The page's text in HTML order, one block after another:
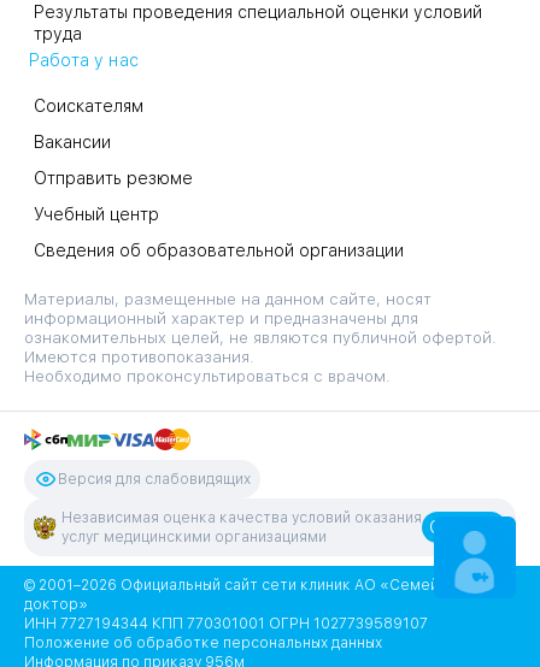
Результаты проведения специальной оценки условий
труда
Работа у нас
Соискателям
Вакансии
Отправить резюме
Учебный центр
Сведения об образовательной организации
Материалы, размещенные на данном сайте, носят
информационный характер и предназначены для
ознакомительных целей, не являются публичной офертой.
Имеются противопоказания.
Необходимо проконсультироваться с врачом.
Версия для слабовидящих
Независимая оценка качества условий оказания
услуг медицинскими организациями
Оценить
© 2001–2026 Официальный сайт сети клиник АО «Семейный
доктор»
ИНН 7727194344 КПП 770301001 ОГРН 1027739589107
Положение об обработке персональных данных
Информация по приказу 956м
ЗАПИСАТЬСЯ
НА ПРИЕМ